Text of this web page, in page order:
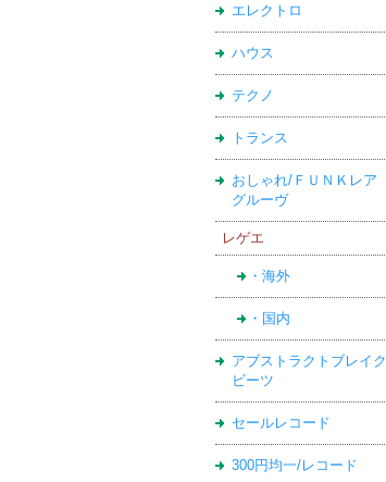
エレクトロ
ハウス
テクノ
トランス
おしゃれ/ＦＵＮＫレア
グルーヴ
レゲエ
・海外
・国内
アブストラクトブレイク
ビーツ
セールレコード
300円均一/レコード